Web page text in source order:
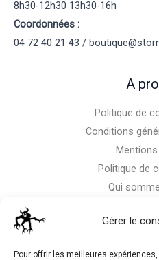
Gérer le
Pour offrir les meilleures
8h30-12h30 13h30-16h
Coordonnées :
04 72 40 21 43 /
A
Politique de
Conditions
Politique de
Qui